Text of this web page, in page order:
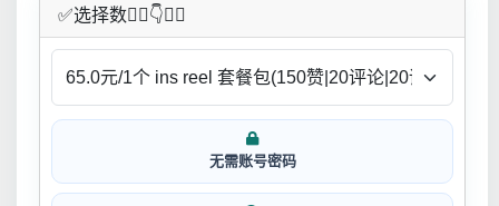
✅​选择数👇🏻​​👇👇🏻​​
无需账号密码